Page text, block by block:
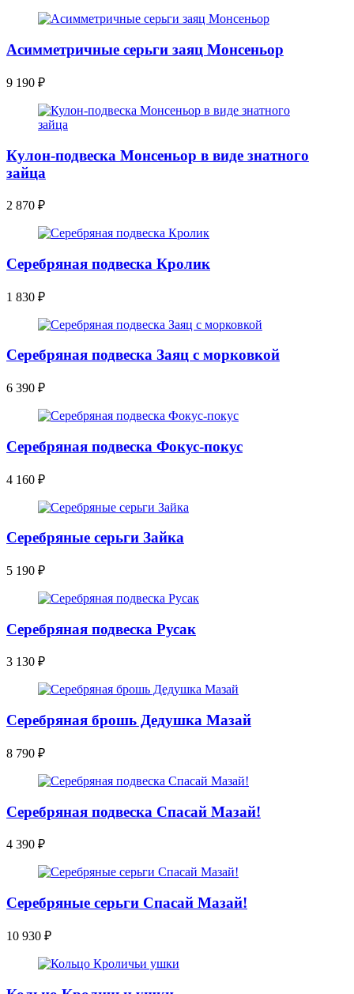
Асимметричные серьги заяц Монсеньор
9 190 ₽
Кулон-подвеска Монсеньор в виде знатного
зайца
2 870 ₽
Серебряная подвеска Кролик
1 830 ₽
Серебряная подвеска Заяц с морковкой
6 390 ₽
Серебряная подвеска Фокус-покус
4 160 ₽
Серебряные серьги Зайка
5 190 ₽
Серебряная подвеска Русак
3 130 ₽
Серебряная брошь Дедушка Мазай
8 790 ₽
Серебряная подвеска Спасай Мазай!
4 390 ₽
Серебряные серьги Спасай Мазай!
10 930 ₽